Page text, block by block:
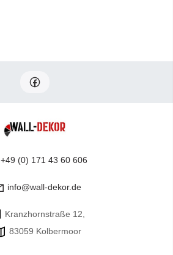
+49 (0) 171 43 60 606
info@wall-dekor.de
Kranzhornstraße 12,
83059 Kolbermoor